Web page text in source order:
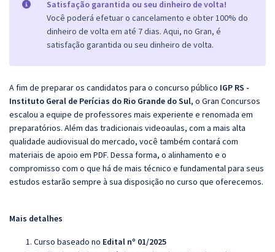
Satisfação garantida ou seu dinheiro de volta!
Você poderá efetuar o cancelamento e obter 100% do
dinheiro de volta em até 7 dias. Aqui, no Gran, é
satisfação garantida ou seu dinheiro de volta.
A fim de preparar os candidatos para o concurso público IGP RS -
Instituto Geral de Perícias do Rio Grande do Sul, o Gran Concursos
escalou a equipe de professores mais experiente e renomada em
preparatórios. Além das tradicionais videoaulas, com a mais alta
qualidade audiovisual do mercado, você também contará com
materiais de apoio em PDF. Dessa forma, o alinhamento e o
compromisso com o que há de mais técnico e fundamental para seus
estudos estarão sempre à sua disposição no curso que oferecemos.
Mais detalhes
Curso baseado no Edital nº 01/2025